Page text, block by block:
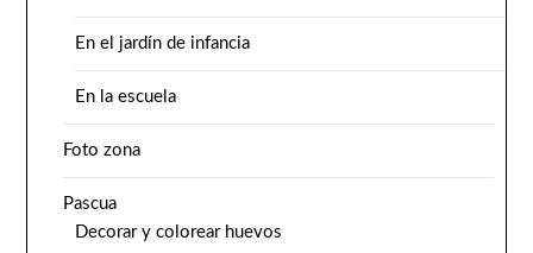
En el jardín de infancia
En la escuela
Foto zona
Pascua
Decorar y colorear huevos